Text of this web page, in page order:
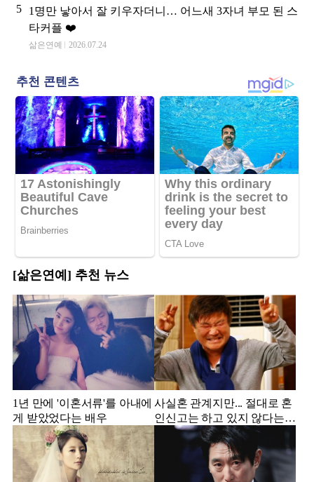
5
1명만 낳아서 잘 키우자더니… 어느새 3자녀 부모 된 스
타커플 ❤️
삶은연예 2026.07.24
[삶은연예] 추천 뉴스
1년 만에 '이혼서류'를 아내에
게 받았었다는 배우
사실혼 관계지만... 절대로 혼
인신고는 하고 있지 않다는
배우